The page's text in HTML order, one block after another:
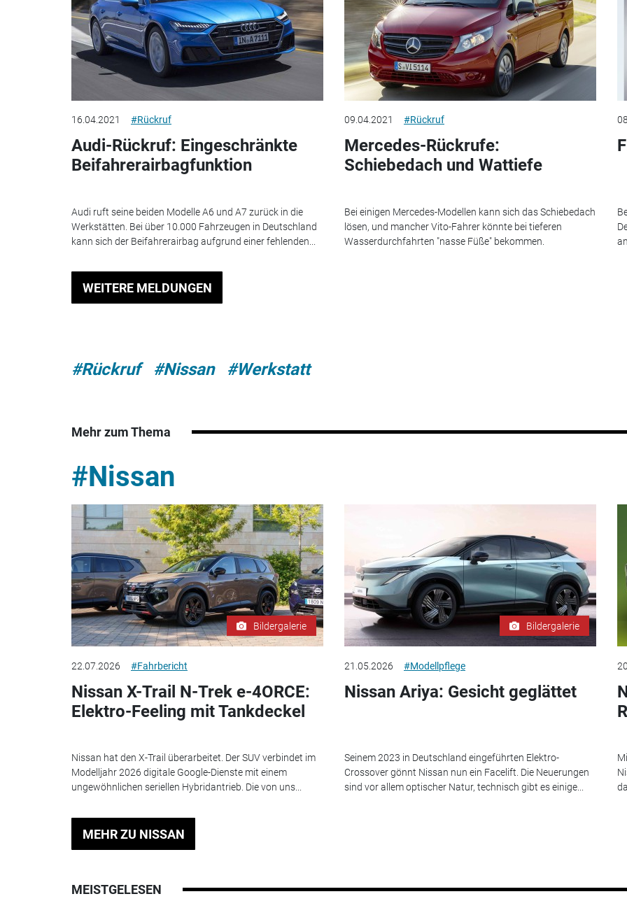
16.04.2021 #Rückruf
Audi-Rückruf: Eingeschränkte
Beifahrerairbagfunktion
Audi ruft seine beiden Modelle A6 und A7 zurück in die
Werkstätten. Bei über 10.000 Fahrzeugen in Deutschland
kann sich der Beifahrerairbag aufgrund einer fehlenden...
09.04.2021 #Rückruf
Mercedes-Rückrufe:
Schiebedach und Wattiefe
Bei einigen Mercedes-Modellen kann sich das Schiebedach
lösen, und mancher Vito-Fahrer könnte bei tieferen
Wasserdurchfahrten "nasse Füße" bekommen.
WEITERE MELDUNGEN
#Rückruf #Nissan #Werkstatt
Mehr zum Thema
#Nissan
Bildergalerie
22.07.2026 #Fahrbericht
Nissan X-Trail N-Trek e-4ORCE:
Elektro-Feeling mit Tankdeckel
Nissan hat den X-Trail überarbeitet. Der SUV verbindet im
Modelljahr 2026 digitale Google-Dienste mit einem
ungewöhnlichen seriellen Hybridantrieb. Die von uns...
Bildergalerie
21.05.2026 #Modellpflege
Nissan Ariya: Gesicht geglättet
Seinem 2023 in Deutschland eingeführten Elektro-
Crossover gönnt Nissan nun ein Facelift. Die Neuerungen
sind vor allem optischer Natur, technisch gibt es einige...
MEHR ZU NISSAN
MEISTGELESEN